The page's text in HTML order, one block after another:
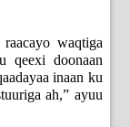
waqtiga
qeexi doonaan
inaan ku
ah,” ayuu